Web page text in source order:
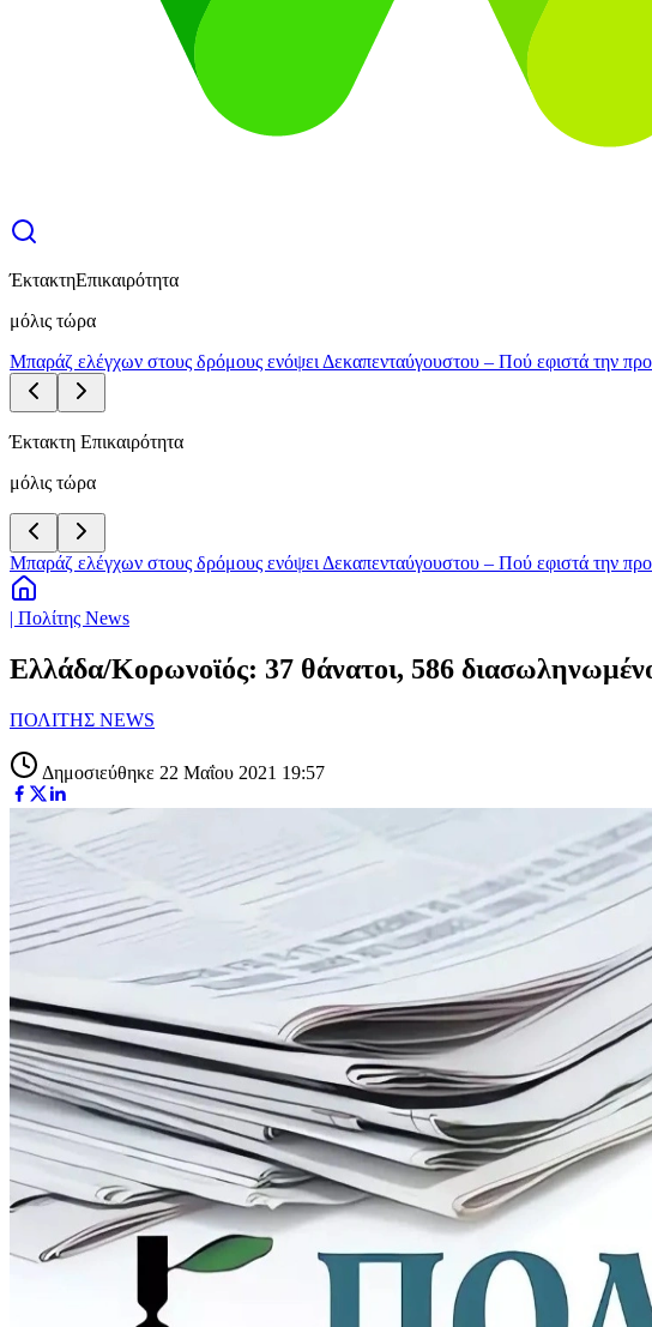
ΈκτακτηΕπικαιρότητα
μόλις τώρα
Μπαράζ ελέγχων στους δρόμους ενόψει Δεκαπενταύγουστου – Πού εφιστά την
Έκτακτη Επικαιρότητα
μόλις τώρα
Μπαράζ ελέγχων στους δρόμους ενόψει Δεκαπενταύγουστου – Πού εφιστά την
| Πολίτης News
Ελλάδα/Κορωνοϊός: 37 θάνατοι, 586
ΠΟΛΙΤΗΣ NEWS
Δημοσιεύθηκε 22 Μαΐου 2021 19:57